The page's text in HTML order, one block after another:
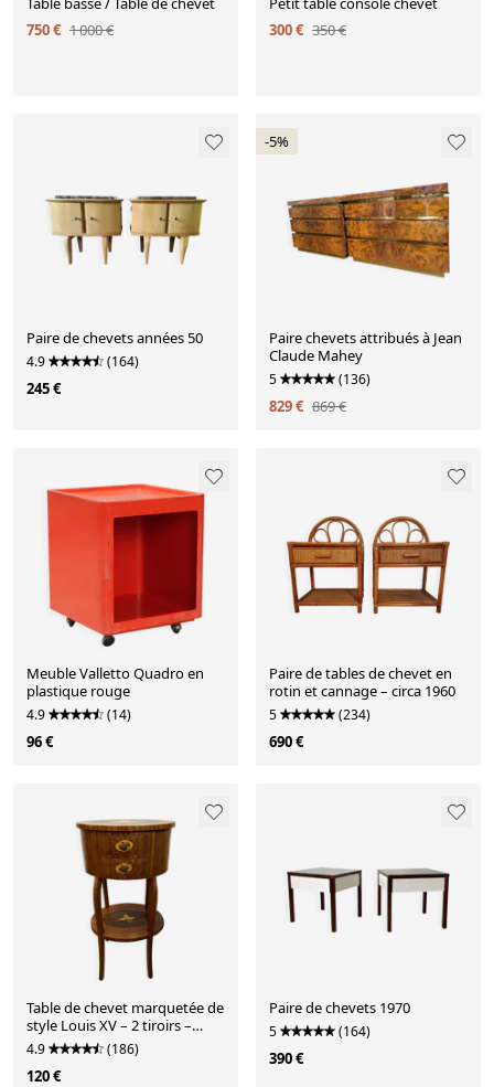
750 € 1 000 €
300 € 350 €
Paire de chevets années 50
4.9 (164)
245 €
-5%
Paire chevets attribués à Jean
Claude Mahey
5 (136)
829 € 869 €
Meuble Valletto Quadro en
plastique rouge
4.9 (14)
96 €
Paire de tables de chevet en
rotin et cannage – circa 1960
5 (234)
690 €
Table de chevet marquetée de
style Louis XV – 2 tiroirs –
décor floral
4.9 (186)
120 €
Paire de chevets 1970
5 (164)
390 €